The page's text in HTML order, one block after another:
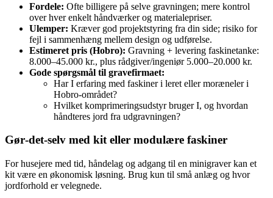
Fordele: Ofte billigere på selve gravningen; mere kontrol
over hver enkelt håndværker og materialepriser.
Ulemper: Kræver god projektstyring fra din side; risiko for
fejl i sammenhæng mellem design og udførelse.
Estimeret pris (Hobro): Gravning + levering faskinetanke:
8.000–45.000 kr., plus rådgiver/ingeniør 5.000–20.000 kr.
Gode spørgsmål til gravefirmaet:
Har I erfaring med faskiner i leret eller moræneler i
Hobro‑området?
Hvilket komprimeringsudstyr bruger I, og hvordan
håndteres jord fra udgravningen?
Gør‑det‑selv med kit eller modulære faskiner
For husejere med tid, håndelag og adgang til en minigraver kan et
kit være en økonomisk løsning. Brug kun til små anlæg og hvor
jordforhold er velegnede.